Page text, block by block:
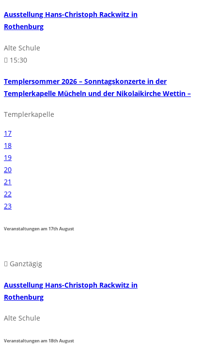
Ausstellung Hans-Christoph Rackwitz in
Rothenburg
Alte Schule
15:30
Templersommer 2026 – Sonntagskonzerte in der
Templerkapelle Mücheln und der Nikolaikirche Wettin –
Templerkapelle
17
18
19
20
21
22
23
Veranstaltungen am17thAugust
Ganztägig
Ausstellung Hans-Christoph Rackwitz in
Rothenburg
Alte Schule
Veranstaltungen am18thAugust